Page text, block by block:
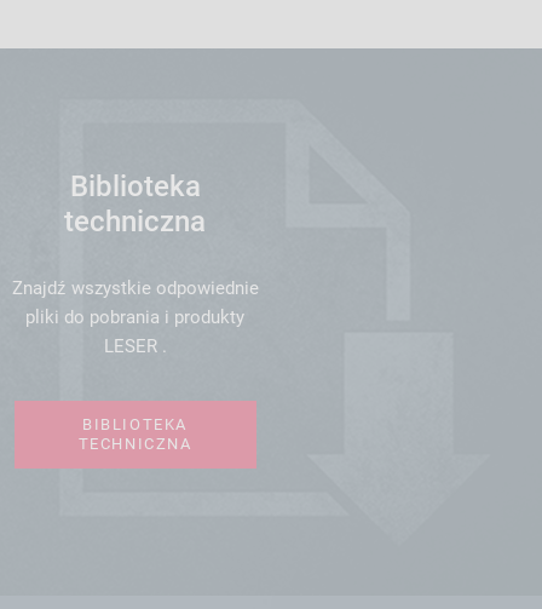
Biblioteka
techniczna
Znajdź wszystkie odpowiednie
pliki do pobrania i produkty
LESER .
BIBLIOTEKA
TECHNICZNA